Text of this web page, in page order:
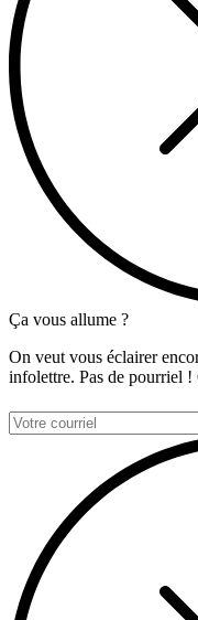
Ça vous allume ?
On veut vous éclairer
infolettre. Pas de pourriel !